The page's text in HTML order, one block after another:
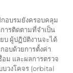
อบรมยังครอบคลุม
ารติดตามที่จำเป็น
บ ผู้ปฏิบัติงานจะได้
อบด้วยการตั้งค่า
ม และผลการตรวจ
บวงโคจร (orbital